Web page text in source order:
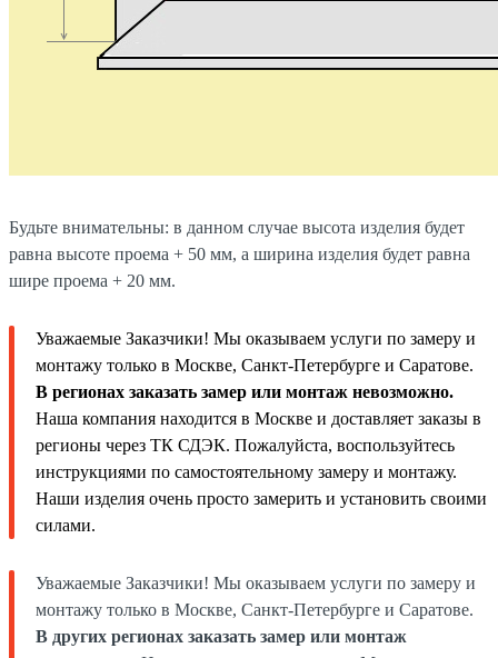
Будьте внимательны: в данном случае высота изделия будет
равна высоте проема + 50 мм, а ширина изделия будет равна
шире проема + 20 мм.
Уважаемые Заказчики! Мы оказываем услуги по замеру и
монтажу только в Москве, Санкт-Петербурге и Саратове.
В регионах заказать замер или монтаж невозможно.
Наша компания находится в Москве и доставляет заказы в
регионы через ТК СДЭК. Пожалуйста, воспользуйтесь
инструкциями по самостоятельному замеру и монтажу.
Наши изделия очень просто замерить и установить своими
силами.
Уважаемые Заказчики! Мы оказываем услуги по замеру и
монтажу только в Москве, Санкт-Петербурге и Саратове.
В других регионах заказать замер или монтаж